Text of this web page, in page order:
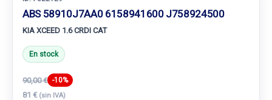
ABS 58910J7AA0 6158941600 J758924500
KIA XCEED 1.6 CRDI CAT
En stock
90,00 € -10%
81 € (sin IVA)